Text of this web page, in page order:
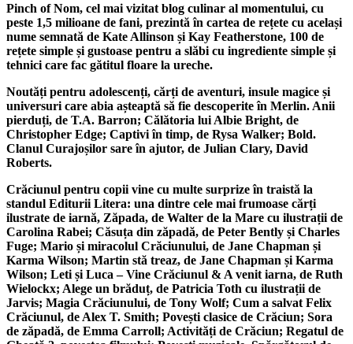
Pinch of Nom, cel mai vizitat blog culinar al momentului, cu
peste 1,5 milioane de fani, prezintă în cartea de rețete cu același
nume semnată de Kate Allinson și Kay Featherstone, 100 de
rețete simple și gustoase pentru a slăbi cu ingrediente simple și
tehnici care fac gătitul floare la ureche.
Noutăți pentru adolescenți, cărți de aventuri, insule magice și
universuri care abia așteaptă să fie descoperite în Merlin. Anii
pierduți, de T.A. Barron; Călătoria lui Albie Bright, de
Christopher Edge; Captivi în timp, de Rysa Walker; Bold.
Clanul Curajoșilor sare în ajutor, de Julian Clary, David
Roberts.
Crăciunul pentru copii vine cu multe surprize în traistă la
standul Editurii Litera: una dintre cele mai frumoase cărți
ilustrate de iarnă, Zăpada, de Walter de la Mare cu ilustrații de
Carolina Rabei; Căsuța din zăpadă, de Peter Bently și Charles
Fuge; Mario și miracolul Crăciunului, de Jane Chapman și
Karma Wilson; Martin stă treaz, de Jane Chapman și Karma
Wilson; Leti și Luca – Vine Crăciunul & A venit iarna, de Ruth
Wielockx; Alege un brăduț, de Patricia Toth cu ilustrații de
Jarvis; Magia Crăciunului, de Tony Wolf; Cum a salvat Felix
Crăciunul, de Alex T. Smith; Povești clasice de Crăciun; Sora
de zăpadă, de Emma Carroll; Activități de Crăciun; Regatul de